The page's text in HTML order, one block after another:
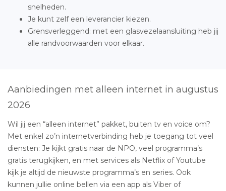
snelheden.
Je kunt zelf een leverancier kiezen.
Grensverleggend: met een glasvezelaansluiting heb jij
alle randvoorwaarden voor elkaar.
Aanbiedingen met alleen internet in augustus
2026
Wil jij een “alleen internet” pakket, buiten tv en voice om?
Met enkel zo’n internetverbinding heb je toegang tot veel
diensten: Je kijkt gratis naar de NPO, veel programma’s
gratis terugkijken, en met services als Netflix of Youtube
kijk je altijd de nieuwste programma’s en series. Ook
kunnen jullie online bellen via een app als Viber of